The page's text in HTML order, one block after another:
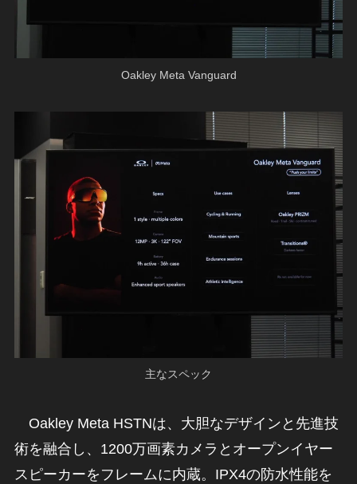
Oakley Meta Vanguard
主なスペック
Oakley Meta HSTNは、大胆なデザインと先進技
術を融合し、1200万画素カメラとオープンイヤー
スピーカーをフレームに内蔵。IPX4の防水性能を